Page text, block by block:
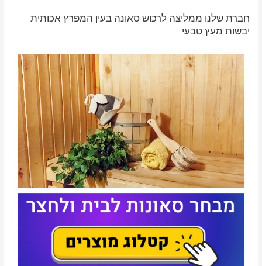
חברת שלנו ממליצה לרכוש סאונה בעין המפרץ אכותית
יבשות מעץ טבעי